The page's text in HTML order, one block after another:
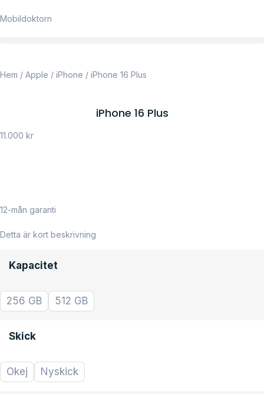
Mobildoktorn
Hem / Apple / iPhone / iPhone 16 Plus
iPhone 16 Plus
11.000 kr
12-mån garanti
Detta är kort beskrivning
Kapacitet
256 GB 512 GB
Skick
Okej Nyskick